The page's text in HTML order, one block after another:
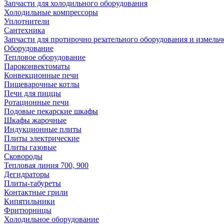
Запчасти для холодильного оборудования
Холодильные компрессоры
Уплотнители
Сантехника
Запчасти для протирочно резательного оборудования и
Оборудование
Тепловое оборудование
Пароконвектоматы
Конвекционные печи
Пищеварочные котлы
Печи для пиццы
Ротационные печи
Подовые пекарские шкафы
Шкафы жарочные
Индукционные плиты
Плиты электрические
Плиты газовые
Сковороды
Тепловая линия 700, 900
Дегидраторы
Плиты-табуреты
Контактные грили
Кипятильники
Фритюрницы
Холодильное оборудование